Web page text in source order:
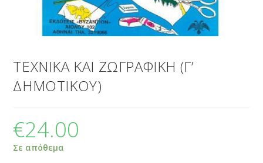
ΤΕΧΝΙΚΑ ΚΑΙ ΖΩΓΡΑΦΙΚΗ (Γ’
ΔΗΜΟΤΙΚΟΥ)
€24.00
Σε απόθεμα